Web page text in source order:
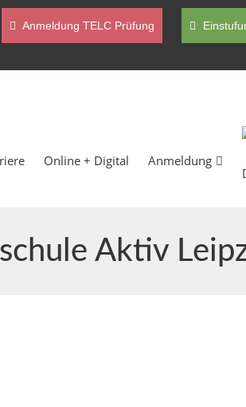
Anmeldung TELC Prüfung
Online + Digital Anmeldung
Aktiv